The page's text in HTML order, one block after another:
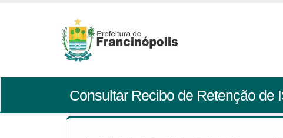
Consultar Recibo de Retenção de